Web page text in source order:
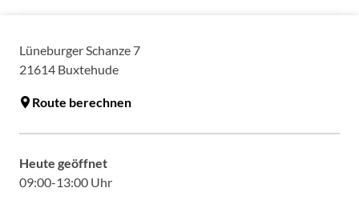
Lüneburger Schanze 7
21614 Buxtehude
Route berechnen
Heute geöffnet
09:00-13:00 Uhr